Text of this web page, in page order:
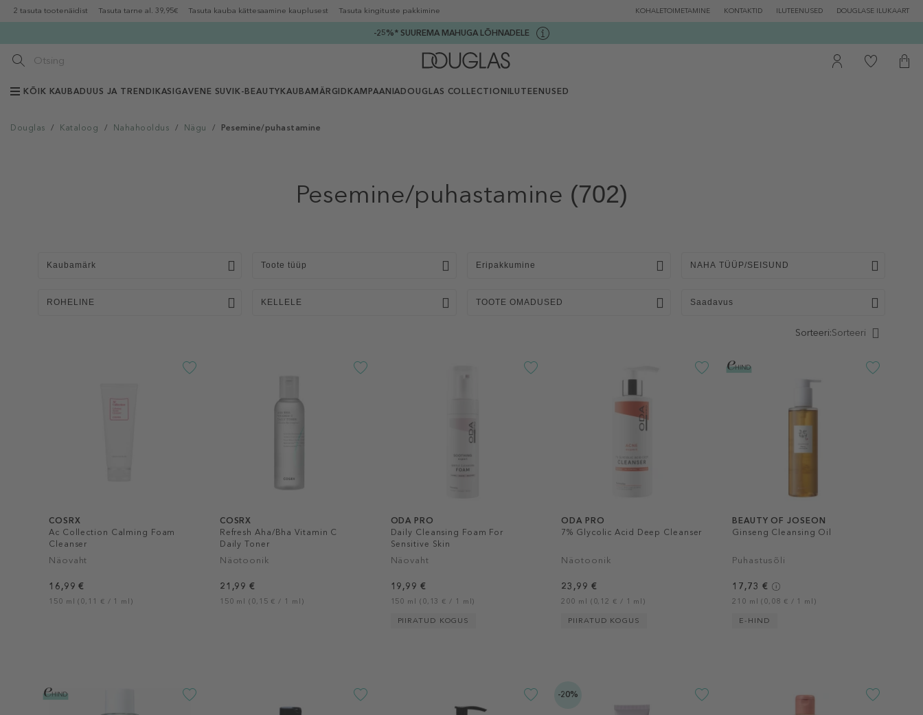
2 tasuta tootenäidist Tasuta tarne al. 39,95€ Tasuta kauba kättesaamine kauplusest Tasuta kingituste pakkimine KOHALETOIMETAMINE KONTAKTID ILUTEENUSED DOUGLASE ILUKAART
-25%* SUUREMA MAHUGA LÕHNADELE
KÕIK KAUBADUUS JA TRENDIKAS IGAVENE SUVI K-BEAUTY KAUBAMÄRGID KAMPAANIADOUGLAS COLLECTION ILUTEENUSED
Douglas / Kataloog / Nahahooldus / Nägu / Pesemine/puhastamine
Pesemine/puhastamine (702)
Kaubamärk Toote tüüp Eripakkumine NAHA TÜÜP/SEISUND
ROHELINE KELLELE TOOTE OMADUSED Saadavus
Sorteeri:Sorteeri
COSRX
Ac Collection Calming Foam
Cleanser
Näovaht
16,99 €
150 ml (0,11 € / 1 ml)
COSRX
Refresh Aha/Bha Vitamin C
Daily Toner
Näotoonik
21,99 €
150 ml (0,15 € / 1 ml)
ODA PRO
Daily Cleansing Foam For
Sensitive Skin
Näovaht
19,99 €
150 ml (0,13 € / 1 ml)
PIIRATUD KOGUS
ODA PRO
7% Glycolic Acid Deep Cleanser
Näotoonik
23,99 €
200 ml (0,12 € / 1 ml)
PIIRATUD KOGUS
BEAUTY OF JOSEON
Ginseng Cleansing Oil
Puhastusõli
17,73 €
210 ml (0,08 € / 1 ml)
E-HIND
-20%